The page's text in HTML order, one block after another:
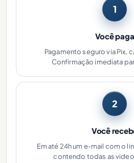
1
Você paga
Pagamento seguro via Pix,
Confirmação imediata
2
Você
Em até 24h um e-mail com o
contendo todas as